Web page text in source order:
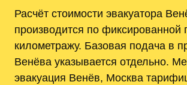
Расчёт стоимости эвакуатора
производится по фиксированной
километражу. Базовая подача в
Венёва указывается отдельно.
эвакуация Венёв, Москва